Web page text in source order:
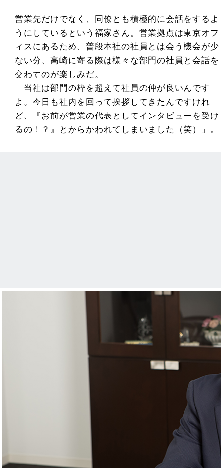
営業先だけでなく、同僚とも積極的に会話をするよ
うにしているという福家さん。営業拠点は東京オフ
ィスにあるため、普段本社の社員とは会う機会が少
ない分、高崎に寄る際は様々な部門の社員と会話を
交わすのが楽しみだ。
「当社は部門の枠を超えて社員の仲が良いんです
よ。今日も社内を回って挨拶してきたんですけれ
ど、『お前が営業の代表としてインタビューを受け
るの！？』とからかわれてしまいました（笑）」。